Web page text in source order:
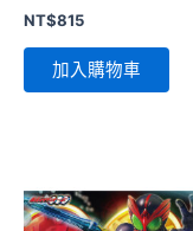
NT$815
加入購物車